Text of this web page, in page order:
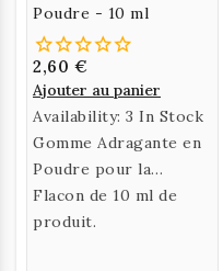
Poudre - 10 ml
2,60 €
Ajouter au panier
Availability: 3 In Stock
Gomme Adragante en
Poudre pour la
préparation d'un liant.
Flacon de 10 ml de
produit.